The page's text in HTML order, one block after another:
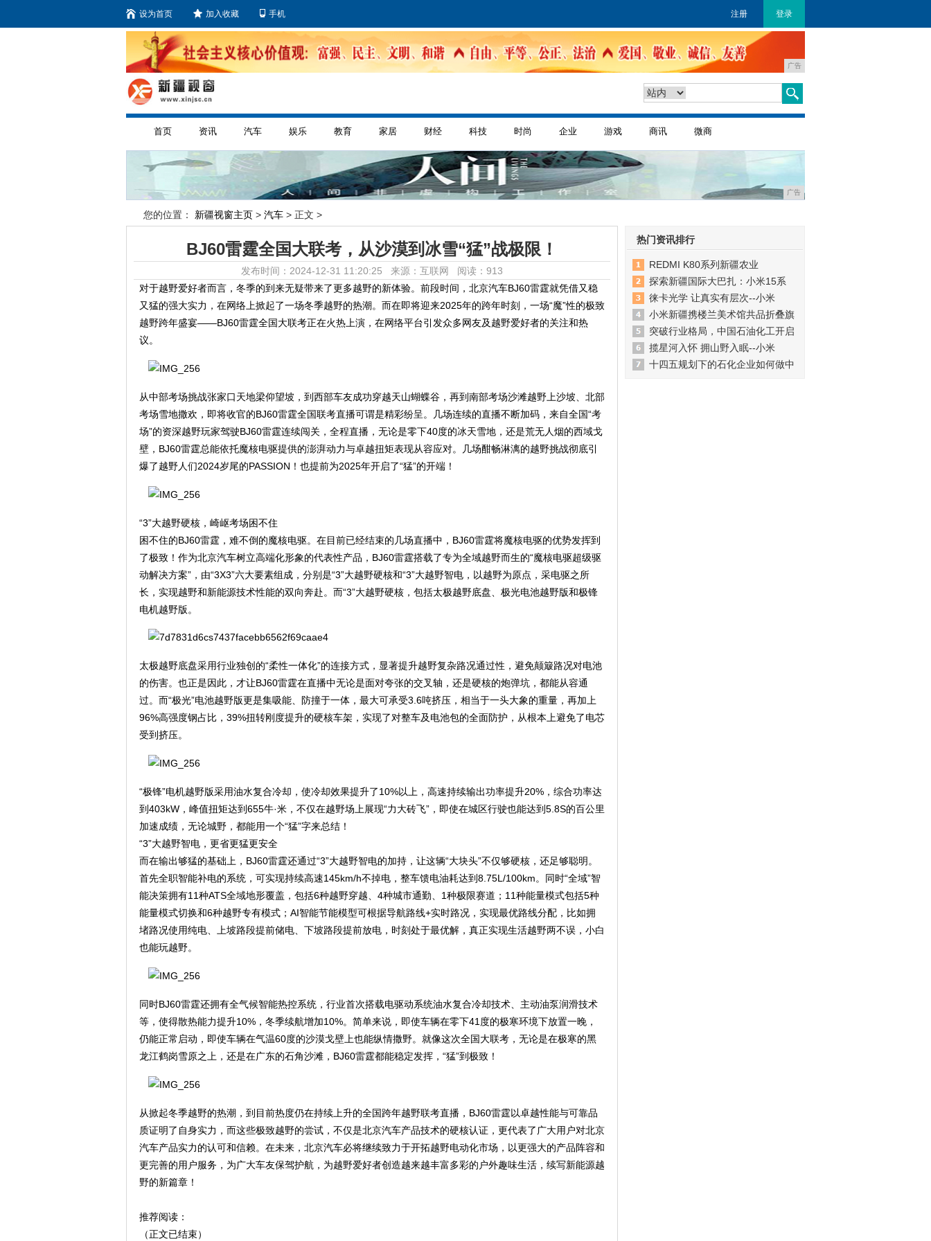
设为首页 加入收藏 手机 注册 登录
广告
首页 资讯 汽车 娱乐 教育 家居 财经 科技 时尚 企业 游戏 商讯 微商
广告
您的位置： 新疆视窗主页 > 汽车 > 正文 >
BJ60雷霆全国大联考，从沙漠到冰雪“猛”战极限！
发布时间：2024-12-31 11:20:25 来源：互联网 阅读：913
对于越野爱好者而言，冬季的到来无疑带来了更多越野的新体验。前段时间，北京汽车BJ60雷霆就凭借又稳
又猛的强大实力，在网络上掀起了一场冬季越野的热潮。而在即将迎来2025年的跨年时刻，一场“魔”性的极致
越野跨年盛宴——BJ60雷霆全国大联考正在火热上演，在网络平台引发众多网友及越野爱好者的关注和热
议。
从中部考场挑战张家口天地梁仰望坡，到西部车友成功穿越天山蝴蝶谷，再到南部考场沙滩越野上沙坡、北部
考场雪地撒欢，即将收官的BJ60雷霆全国联考直播可谓是精彩纷呈。几场连续的直播不断加码，来自全国“考
场”的资深越野玩家驾驶BJ60雷霆连续闯关，全程直播，无论是零下40度的冰天雪地，还是荒无人烟的西域戈
壁，BJ60雷霆总能依托魔核电驱提供的澎湃动力与卓越扭矩表现从容应对。几场酣畅淋漓的越野挑战彻底引
爆了越野人们2024岁尾的PASSION！也提前为2025年开启了“猛”的开端！
“3”大越野硬核，崎岖考场困不住
困不住的BJ60雷霆，难不倒的魔核电驱。在目前已经结束的几场直播中，BJ60雷霆将魔核电驱的优势发挥到
了极致！作为北京汽车树立高端化形象的代表性产品，BJ60雷霆搭载了专为全域越野而生的“魔核电驱超级驱
动解决方案”，由“3X3”六大要素组成，分别是“3”大越野硬核和“3”大越野智电，以越野为原点，采电驱之所
长，实现越野和新能源技术性能的双向奔赴。而“3”大越野硬核，包括太极越野底盘、极光电池越野版和极锋
电机越野版。
太极越野底盘采用行业独创的“柔性一体化”的连接方式，显著提升越野复杂路况通过性，避免颠簸路况对电池
的伤害。也正是因此，才让BJ60雷霆在直播中无论是面对夸张的交叉轴，还是硬核的炮弹坑，都能从容通
过。而“极光”电池越野版更是集吸能、防撞于一体，最大可承受3.6吨挤压，相当于一头大象的重量，再加上
96%高强度钢占比，39%扭转刚度提升的硬核车架，实现了对整车及电池包的全面防护，从根本上避免了电芯
受到挤压。
“极锋”电机越野版采用油水复合冷却，使冷却效果提升了10%以上，高速持续输出功率提升20%，综合功率达
到403kW，峰值扭矩达到655牛·米，不仅在越野场上展现“力大砖飞”，即使在城区行驶也能达到5.8S的百公里
加速成绩，无论城野，都能用一个“猛”字来总结！
“3”大越野智电，更省更猛更安全
而在输出够猛的基础上，BJ60雷霆还通过“3”大越野智电的加持，让这辆“大块头”不仅够硬核，还足够聪明。
首先全职智能补电的系统，可实现持续高速145km/h不掉电，整车馈电油耗达到8.75L/100km。同时“全域”智
能决策拥有11种ATS全域地形覆盖，包括6种越野穿越、4种城市通勤、1种极限赛道；11种能量模式包括5种
能量模式切换和6种越野专有模式；AI智能节能模型可根据导航路线+实时路况，实现最优路线分配，比如拥
堵路况使用纯电、上坡路段提前储电、下坡路段提前放电，时刻处于最优解，真正实现生活越野两不误，小白
也能玩越野。
同时BJ60雷霆还拥有全气候智能热控系统，行业首次搭载电驱动系统油水复合冷却技术、主动油泵润滑技术
等，使得散热能力提升10%，冬季续航增加10%。简单来说，即使车辆在零下41度的极寒环境下放置一晚，
仍能正常启动，即使车辆在气温60度的沙漠戈壁上也能纵情撒野。就像这次全国大联考，无论是在极寒的黑
龙江鹤岗雪原之上，还是在广东的石角沙滩，BJ60雷霆都能稳定发挥，“猛”到极致！
从掀起冬季越野的热潮，到目前热度仍在持续上升的全国跨年越野联考直播，BJ60雷霆以卓越性能与可靠品
质证明了自身实力，而这些极致越野的尝试，不仅是北京汽车产品技术的硬核认证，更代表了广大用户对北京
汽车产品实力的认可和信赖。在未来，北京汽车必将继续致力于开拓越野电动化市场，以更强大的产品阵容和
更完善的用户服务，为广大车友保驾护航，为越野爱好者创造越来越丰富多彩的户外趣味生活，续写新能源越
野的新篇章！
推荐阅读：
（正文已结束）
热门资讯排行
REDMI K80系列新疆农业
探索新疆国际大巴扎：小米15系
徕卡光学 让真实有层次--小米
小米新疆携楼兰美术馆共品折叠旗
突破行业格局，中国石油化工开启
揽星河入怀 拥山野入眠--小米
十四五规划下的石化企业如何做中